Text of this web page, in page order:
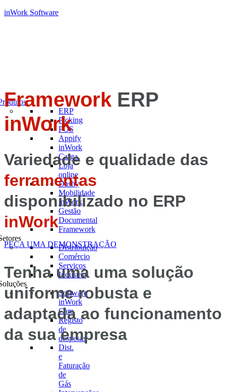
inWork Software
ERP
Picking
POS
Appify
inWork
Carga
Loja
online
Dashy
Mobilidade
inWork
Gestão
Documental
Framework
Distribuição
Comércio
Serviços
Indústria
Software
inWork
Care
Registo
de
despesas
Dist.
e
Faturação
de
Gás
Framework ERP
inWork
Variedade e qualidade das
ferramentas
disponibilizado no ERP
inWork
PEÇA UMA DEMONSTRAÇÃO
Tenha uma uma solução
uniforme robusta e
adaptada ao funcionamento
da sua empresa